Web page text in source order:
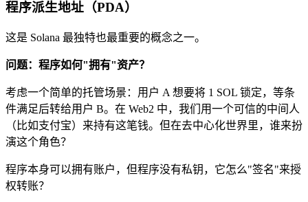
程序派生地址（PDA）
这是 Solana 最独特也最重要的概念之一。
问题：程序如何"拥有"资产？
考虑一个简单的托管场景：用户 A 想要将 1 SOL 锁定，等条
件满足后转给用户 B。在 Web2 中，我们用一个可信的中间人
（比如支付宝）来持有这笔钱。但在去中心化世界里，谁来扮
演这个角色？
程序本身可以拥有账户，但程序没有私钥，它怎么"签名"来授
权转账？